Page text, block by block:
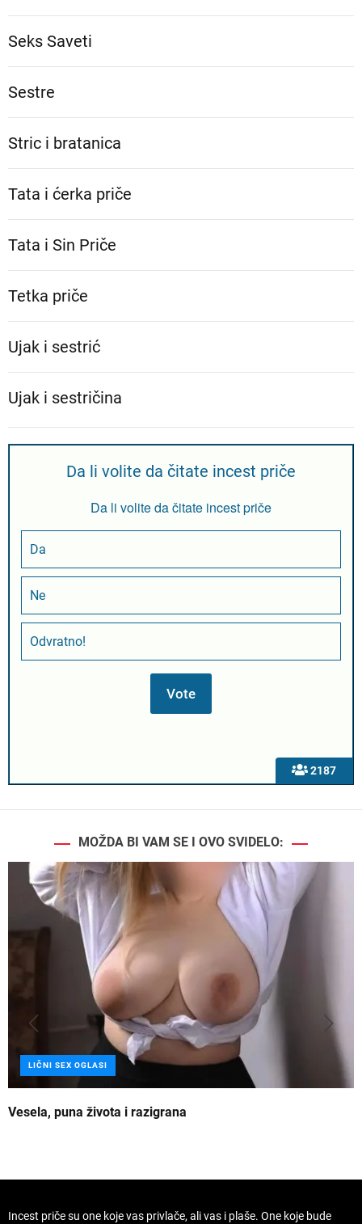
Seks Saveti
Sestre
Stric i bratanica
Tata i ćerka priče
Tata i Sin Priče
Tetka priče
Ujak i sestrić
Ujak i sestričina
2187
Da li volite da čitate incest priče
Da li volite da čitate incest priče
Da
Ne
Odvratno!
MOŽDA BI VAM SE I OVO SVIDELO:
LIČNI SEX OGLASI
Vesela, puna života i razigrana
Incest priče su one koje vas privlače, ali vas i plaše. One koje bude